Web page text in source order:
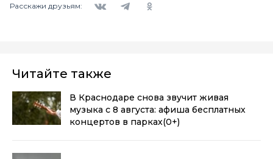
Расскажи друзьям:
Читайте также
В Краснодаре снова звучит живая
музыка с 8 августа: афиша бесплатных
концертов в парках(0+)